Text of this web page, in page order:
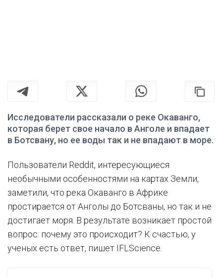
Исследователи рассказали о реке Окаванго,
которая берет свое начало в Анголе и впадает
в Ботсвану, но ее воды так и не впадают в море.
Пользователи Reddit, интересующиеся
необычными особенностями на картах Земли,
заметили, что река Окаванго в Африке
простирается от Анголы до Ботсваны, но так и не
достигает моря. В результате возникает простой
вопрос: почему это происходит? К счастью, у
ученых есть ответ, пишет IFLScience.